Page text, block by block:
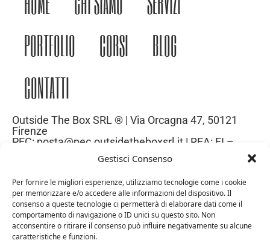
Gestisci Consenso
Per fornire le migliori esperienze, utilizziamo tecnologie come i cookie
per memorizzare e/o accedere alle informazioni del dispositivo. Il
consenso a queste tecnologie ci permetterà di elaborare dati come il
comportamento di navigazione o ID unici su questo sito. Non
acconsentire o ritirare il consenso può influire negativamente su alcune
caratteristiche e funzioni.
PORTFOLIO
CORSI
BLOG
CONTATTI
Outside The Box SRL ® | Via Orcagna 47, 50121
Firenze
PEC: posta@pec.outsidetheboxsrl.it | REA: FI –
669971| P.IVA: 06969740486
Capitale Sociale: 10.000€